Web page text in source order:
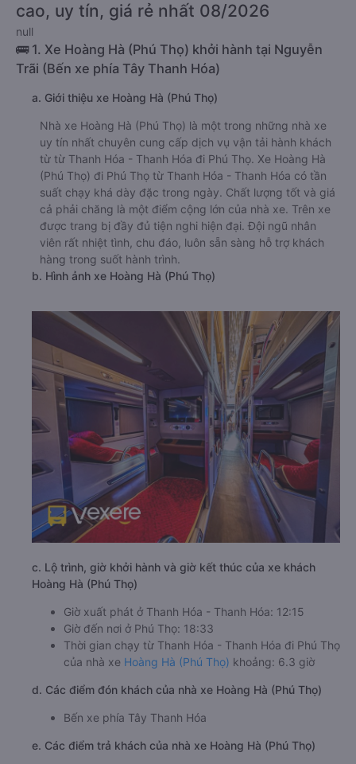
cao, uy tín, giá rẻ nhất 08/2026
null
🚌 1. Xe Hoàng Hà (Phú Thọ) khởi hành tại Nguyễn
Trãi (Bến xe phía Tây Thanh Hóa)
a. Giới thiệu xe Hoàng Hà (Phú Thọ)
Nhà xe Hoàng Hà (Phú Thọ) là một trong những nhà xe
uy tín nhất chuyên cung cấp dịch vụ vận tải hành khách
từ từ Thanh Hóa - Thanh Hóa đi Phú Thọ. Xe Hoàng Hà
(Phú Thọ) đi Phú Thọ từ Thanh Hóa - Thanh Hóa có tần
suất chạy khá dày đặc trong ngày. Chất lượng tốt và giá
cả phải chăng là một điểm cộng lớn của nhà xe. Trên xe
được trang bị đầy đủ tiện nghi hiện đại. Đội ngũ nhân
viên rất nhiệt tình, chu đáo, luôn sẵn sàng hỗ trợ khách
hàng trong suốt hành trình.
b. Hình ảnh xe Hoàng Hà (Phú Thọ)
c. Lộ trình, giờ khởi hành và giờ kết thúc của xe khách
Hoàng Hà (Phú Thọ)
Giờ xuất phát ở Thanh Hóa - Thanh Hóa: 12:15
Giờ đến nơi ở Phú Thọ: 18:33
Thời gian chạy từ Thanh Hóa - Thanh Hóa đi Phú Thọ
của nhà xe Hoàng Hà (Phú Thọ) khoảng: 6.3 giờ
d. Các điểm đón khách của nhà xe Hoàng Hà (Phú Thọ)
Bến xe phía Tây Thanh Hóa
e. Các điểm trả khách của nhà xe Hoàng Hà (Phú Thọ)